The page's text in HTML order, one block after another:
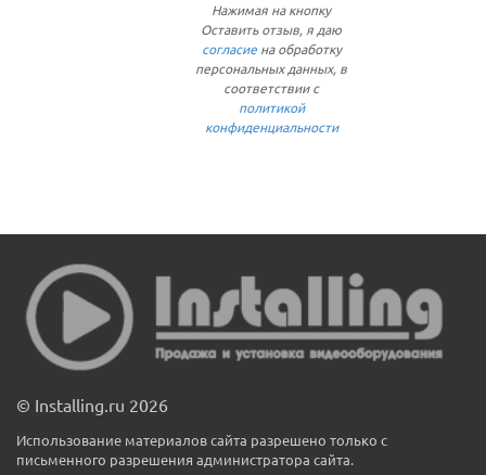
Нажимая на кнопку
Оставить отзыв, я даю
согласиена обработку
персональных данных, в
соответствии с
политикой
конфиденциальности
© Installing.ru 2026
Использование материалов сайта разрешено только с
письменного разрешения администратора сайта.